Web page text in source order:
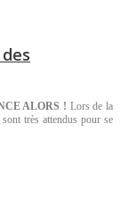
ALORS ! Lors de la
sont très attendus pour se